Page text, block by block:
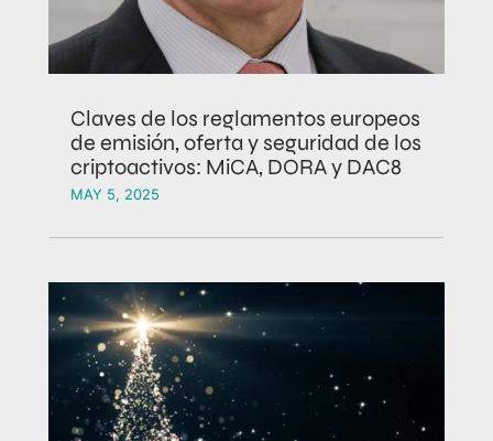
Claves de los reglamentos europeos
de emisión, oferta y seguridad de los
criptoactivos: MiCA, DORA y DAC8
MAY 5, 2025